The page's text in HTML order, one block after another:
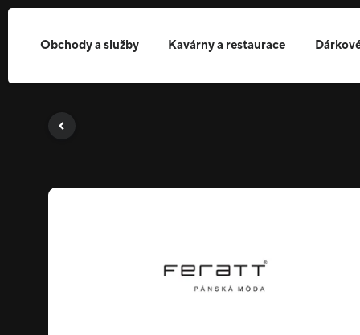
Obchody a služby Kavárny a restaurace